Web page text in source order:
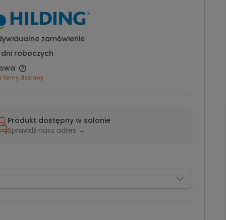
zamówienie
roboczych
formy dostawy
Produkt dostępny w salonie
Sprawdź nasz adres →